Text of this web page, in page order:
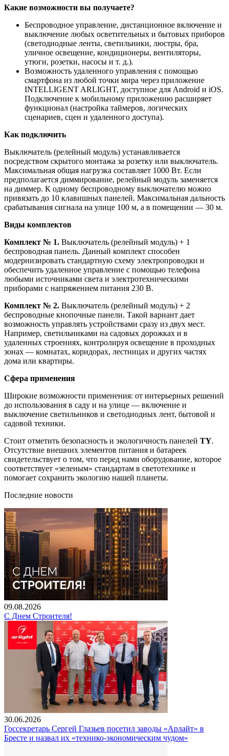
Какие возможности вы получаете?
Беспроводное управление, дистанционное включение и
выключение любых осветительных и бытовых приборов
(светодиодные ленты, светильники, люстры, бра,
уличное освещение, кондиционеры, вентиляторы,
утюги, розетки, насосы и т. д.).
Возможность удаленного управления с помощью
смартфона из любой точки мира через приложение
INTELLIGENT ARLIGHT, доступное для Android и iOS.
Подключение к мобильному приложению расширяет
функционал (настройка таймеров, логических
сценариев, сцен и удаленного доступа).
Как подключить
Выключатель (релейный модуль) устанавливается
посредством скрытого монтажа за розетку или выключатель.
Максимальная общая нагрузка составляет 1000 Вт. Если
предполагается диммирование, релейный модуль заменяется
на диммер. К одному беспроводному выключателю можно
привязать до 10 клавишных панелей. Максимальная дальность
срабатывания сигнала на улице 100 м, а в помещении — 30 м.
Виды комплектов
Комплект № 1. Выключатель (релейный модуль) + 1
беспроводная панель. Данный комплект способен
модернизировать стандартную схему электропроводки и
обеспечить удаленное управление с помощью телефона
любыми источниками света и электротехническими
приборами с напряжением питания 230 В.
Комплект № 2. Выключатель (релейный модуль) + 2
беспроводные кнопочные панели. Такой вариант дает
возможность управлять устройствами сразу из двух мест.
Например, светильниками на садовых дорожках и в
удаленных строениях, контролируя освещение в проходных
зонах — комнатах, коридорах, лестницах и других частях
дома или квартиры.
Сфера применения
Широкие возможности применения: от интерьерных решений
до использования в саду и на улице — включение и
выключение светильников и светодиодных лент, бытовой и
садовой техники.
Стоит отметить безопасность и экологичность панелей TY.
Отсутствие внешних элементов питания и батареек
свидетельствует о том, что перед нами оборудование, которое
соответствует «зеленым» стандартам в светотехнике и
помогает сохранить экологию нашей планеты.
Последние новости
09.08.2026
С Днем Строителя!
30.06.2026
Госсекретарь Сергей Глазьев посетил заводы «Арлайт» в
Бресте и назвал их «технико-экономическим чудом»